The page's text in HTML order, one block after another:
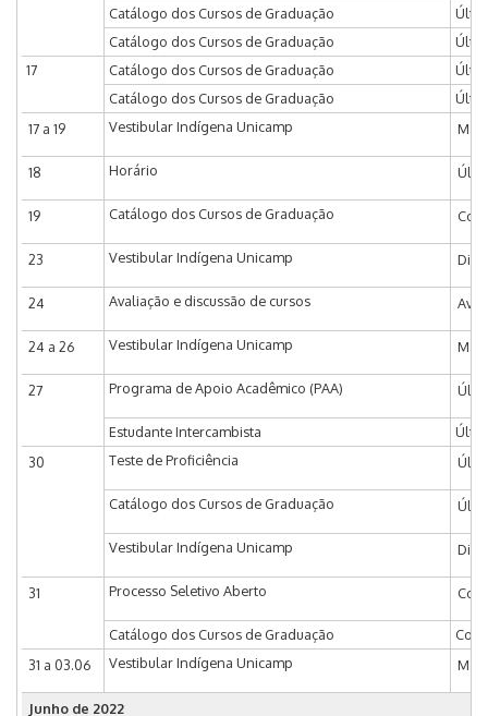
Catálogo dos Cursos de Graduação
Catálogo dos Cursos de Graduação
17
Catálogo dos Cursos de Graduação
Catálogo dos Cursos de Graduação
17 a 19
Vestibular Indígena Unicamp
18 Horário
19 Catálogo dos Cursos de Graduação
23 Vestibular Indígena Unicamp
24 Avaliação e discussão de cursos
24 a 26 Vestibular Indígena Unicamp
27 Programa de Apoio Acadêmico (PAA)
Estudante Intercambista
30
Teste de Proficiência
Catálogo dos Cursos de Graduação
Vestibular Indígena Unicamp
31 Processo Seletivo Aberto
Catálogo dos Cursos de Graduação
31 a 03.06
Vestibular Indígena Unicamp
Junho de 2022